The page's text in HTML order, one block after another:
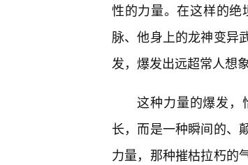
性的力量。在这样的
脉、他身上的龙神变异
发，爆发出远超常人想
这种力量的爆发，
长，而是一种瞬间的、
力量，那种摧枯拉朽的